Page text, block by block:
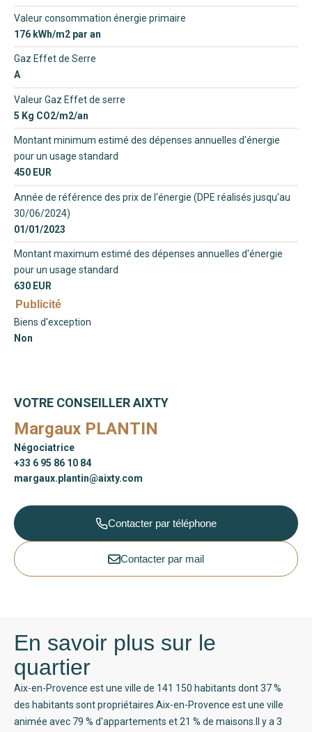
Valeur consommation énergie primaire
176 kWh/m2 par an
Gaz Effet de Serre
A
Valeur Gaz Effet de serre
5 Kg CO2/m2/an
Montant minimum estimé des dépenses annuelles d'énergie
pour un usage standard
450 EUR
Année de référence des prix de l'énergie (DPE réalisés jusqu'au
30/06/2024)
01/01/2023
Montant maximum estimé des dépenses annuelles d'énergie
pour un usage standard
630 EUR
Publicité
Biens d'exception
Non
VOTRE CONSEILLER AIXTY
Margaux PLANTIN
Négociatrice
+33 6 95 86 10 84
margaux.plantin@aixty.com
Contacter par téléphone
Contacter par mail
En savoir plus sur le
quartier
Aix-en-Provence est une ville de 141 150 habitants dont 37 %
des habitants sont propriétaires.Aix-en-Provence est une ville
animée avec 79 % d'appartements et 21 % de maisons.Il y a 3